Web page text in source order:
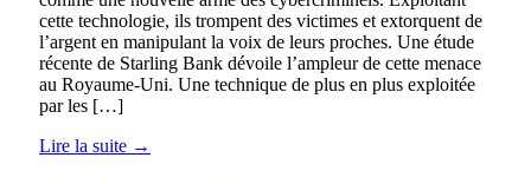
cette technologie, ils trompent des victimes et extorquent de
l’argent en manipulant la voix de leurs proches. Une étude
récente de Starling Bank dévoile l’ampleur de cette menace
au Royaume-Uni. Une technique de plus en plus exploitée
par les […]
Lire la suite →